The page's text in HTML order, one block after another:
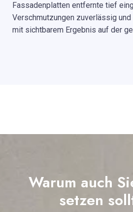
Fassadenplatten entfernte tief
Verschmutzungen zuverlässig
mit sichtbarem Ergebnis auf der
Warum auch
setzen